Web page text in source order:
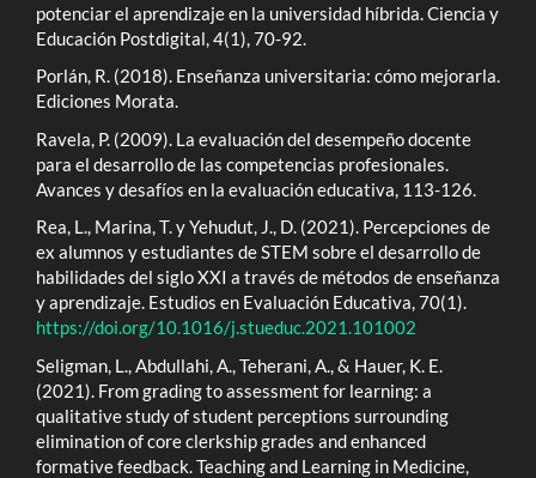
potenciar el aprendizaje en la universidad híbrida. Ciencia y
Educación Postdigital, 4(1), 70-92.
Porlán, R. (2018). Enseñanza universitaria: cómo mejorarla.
Ediciones Morata.
Ravela, P. (2009). La evaluación del desempeño docente
para el desarrollo de las competencias profesionales.
Avances y desafíos en la evaluación educativa, 113-126.
Rea, L., Marina, T. y Yehudut, J., D. (2021). Percepciones de
ex alumnos y estudiantes de STEM sobre el desarrollo de
habilidades del siglo XXI a través de métodos de enseñanza
y aprendizaje. Estudios en Evaluación Educativa, 70(1).
https://doi.org/10.1016/j.stueduc.2021.101002
Seligman, L., Abdullahi, A., Teherani, A., & Hauer, K. E.
(2021). From grading to assessment for learning: a
qualitative study of student perceptions surrounding
elimination of core clerkship grades and enhanced
formative feedback. Teaching and Learning in Medicine,